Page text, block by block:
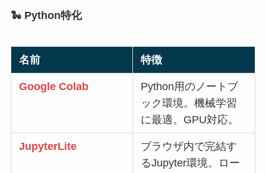
🐍 Python特化
名前 特徴
Google Colab
Python用のノートブ
ック環境。機械学習
に最適。GPU対応。
JupyterLite
ブラウザ内で完結す
るJupyter環境。ロー